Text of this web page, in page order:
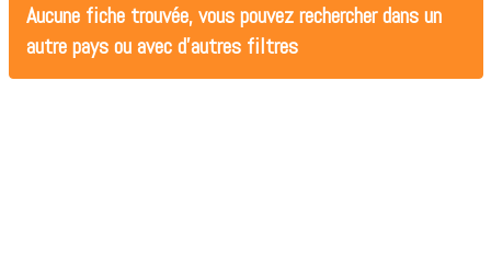
Aucune fiche trouvée, vous pouvez rechercher dans un
autre pays ou avec d'autres filtres